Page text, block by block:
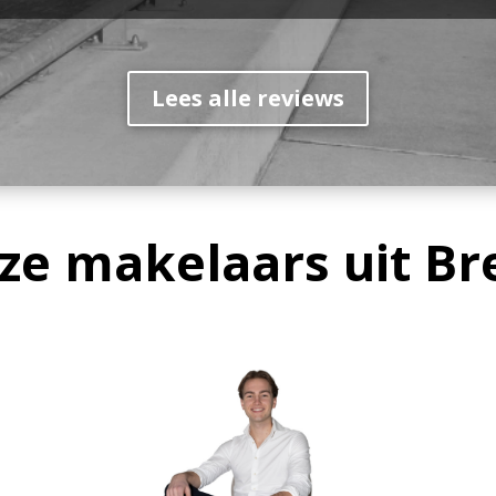
Lees alle reviews
makelaars uit